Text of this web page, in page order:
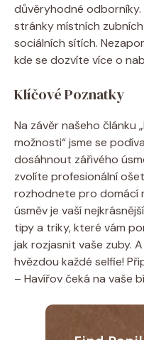
důvěryhodné
stránky místních
sociálních sítích.
kde se dozvíte více o
Klíčové Poznatky
Na závěr našeho článku
možnosti“ jsme se
dosáhnout zářivého
zvolíte profesionální
rozhodnete pro domácí
úsměv je vaší
tipy a triky, které vám
jak rozjasnit vaše zuby.
hvězdou každé selfie!
– Havířov čeká na vaše